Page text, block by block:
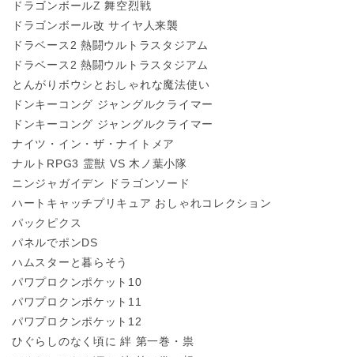
ドラゴンボールZ 舞空烈戦
ドラゴンボール改 サイヤ人来襲
ドラベース2 熱闘ウルトラスタジアム
ドラベース2 熱闘ウルトラスタジアム
とんがりボウシとおしゃれな魔法使い
ドンキーコング ジャングルクライマー
ドンキーコング ジャングルクライマー
ナイツ・イン・ザ・ナイトメア
ナルトRPG3 霊獣 VS 木ノ葉小隊
ニンジャガイデン ドラゴンソード
ハートキャッチプリキュア おしゃれコレクション
パックピクス
パネルでポンDS
ハムスターと暮らそう
パワプロクンポケット10
パワプロクンポケット11
パワプロクンポケット12
ひぐらしのなく頃に 絆 第一巻・祟